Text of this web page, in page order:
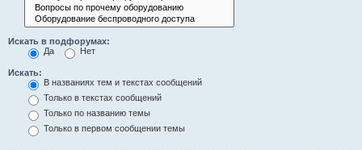
Искать в подфорумах:
Да
Нет
Искать:
В названиях тем и текстах сообщений
Только в текстах сообщений
Только по названию темы
Только в первом сообщении темы